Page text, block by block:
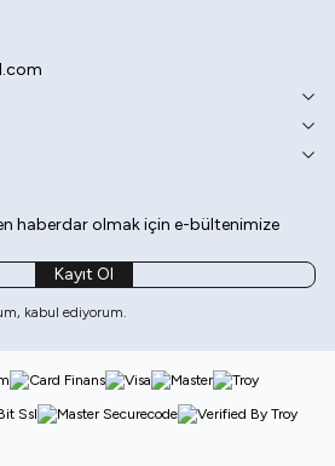
haberdar olmak için e-bültenimize
Kayıt Ol
kabul ediyorum.